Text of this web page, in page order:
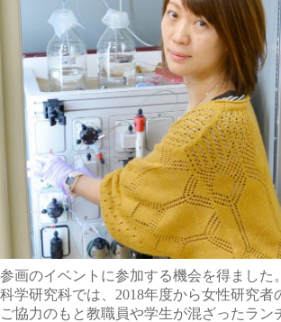
参画のイベントに参加する機会を得ました
科学研究科では、2018年度から女性研究者
ご協力のもと教職員や学生が混ざったラン